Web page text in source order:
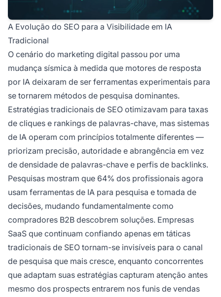
A Evolução do SEO para a Visibilidade em IA
Tradicional
O cenário do marketing digital passou por uma
mudança sísmica à medida que motores de resposta
por IA deixaram de ser ferramentas experimentais para
se tornarem métodos de pesquisa dominantes.
Estratégias tradicionais de SEO otimizavam para taxas
de cliques e rankings de palavras-chave, mas sistemas
de IA operam com princípios totalmente diferentes —
priorizam precisão, autoridade e abrangência em vez
de densidade de palavras-chave e perfis de backlinks.
Pesquisas mostram que 64% dos profissionais agora
usam ferramentas de IA para pesquisa e tomada de
decisões, mudando fundamentalmente como
compradores B2B descobrem soluções. Empresas
SaaS que continuam confiando apenas em táticas
tradicionais de SEO tornam-se invisíveis para o canal
de pesquisa que mais cresce, enquanto concorrentes
que adaptam suas estratégias capturam atenção antes
mesmo dos prospects entrarem nos funis de vendas